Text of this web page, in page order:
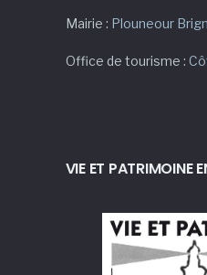
Mairie : Plouneour
Office de tourisme :
VIE ET PATRIMOINE